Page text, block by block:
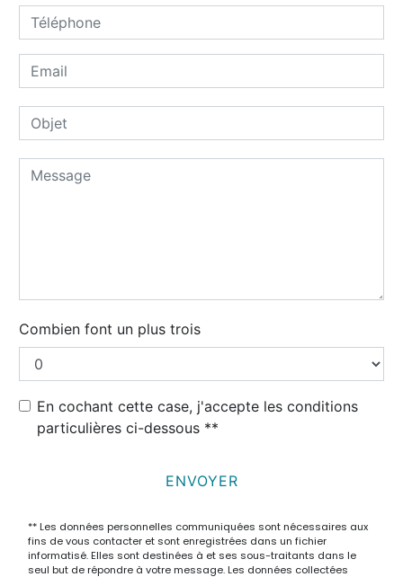
Combien font un plus trois
En cochant cette case, j'accepte les conditions
particulières ci-dessous **
ENVOYER
** Les données personnelles communiquées sont nécessaires aux
fins de vous contacter et sont enregistrées dans un fichier
informatisé. Elles sont destinées à et ses sous-traitants dans le
seul but de répondre à votre message. Les données collectées